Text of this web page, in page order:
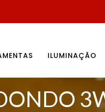
ILUMINAÇÃO